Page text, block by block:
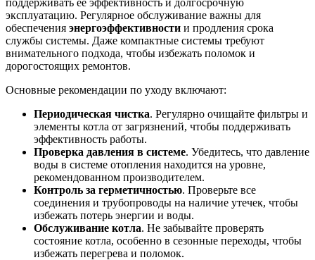
поддерживать её эффективность и долгосрочную
эксплуатацию. Регулярное обслуживание важны для
обеспечения энергоэффективности и продления срока
службы системы. Даже компактные системы требуют
внимательного подхода, чтобы избежать поломок и
дорогостоящих ремонтов.
Основные рекомендации по уходу включают:
Периодическая чистка. Регулярно очищайте фильтры и
элементы котла от загрязнений, чтобы поддерживать
эффективность работы.
Проверка давления в системе. Убедитесь, что давление
воды в системе отопления находится на уровне,
рекомендованном производителем.
Контроль за герметичностью. Проверьте все
соединения и трубопроводы на наличие утечек, чтобы
избежать потерь энергии и воды.
Обслуживание котла. Не забывайте проверять
состояние котла, особенно в сезонные переходы, чтобы
избежать перегрева и поломок.